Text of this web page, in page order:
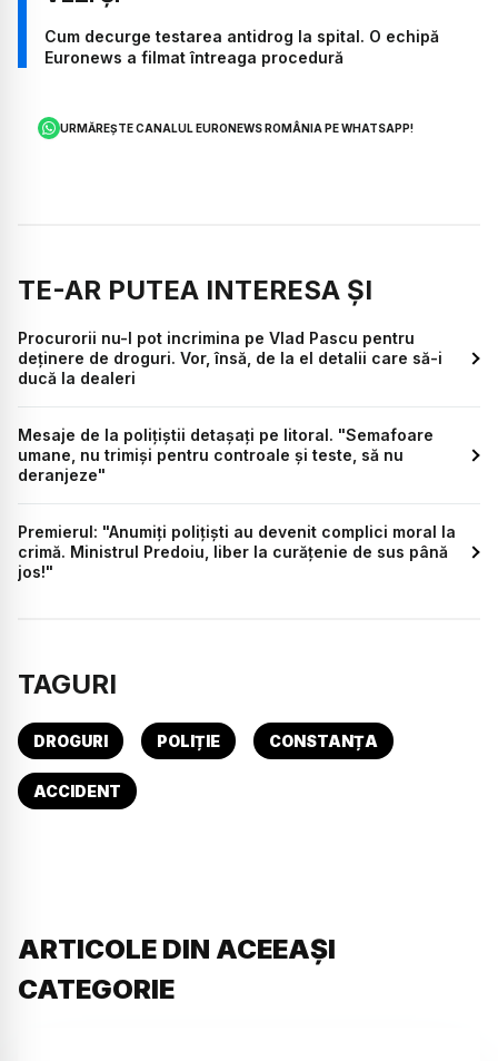
Cum decurge testarea antidrog la spital. O echipă
Euronews a filmat întreaga procedură
URMĂREȘTE CANALUL EURONEWS ROMÂNIA PE WHATSAPP!
TE-AR PUTEA INTERESA ȘI
Procurorii nu-l pot incrimina pe Vlad Pascu pentru
deținere de droguri. Vor, însă, de la el detalii care să-i
ducă la dealeri
Mesaje de la polițiștii detașați pe litoral. "Semafoare
umane, nu trimiși pentru controale și teste, să nu
deranjeze"
Premierul: "Anumiți polițiști au devenit complici moral la
crimă. Ministrul Predoiu, liber la curățenie de sus până
jos!"
TAGURI
DROGURI POLIȚIE CONSTANȚA
ACCIDENT
ARTICOLE DIN ACEEAȘI
CATEGORIE